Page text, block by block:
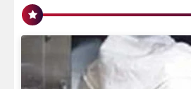
بطلاً لكأس الكونفدرالية
في تاريخه